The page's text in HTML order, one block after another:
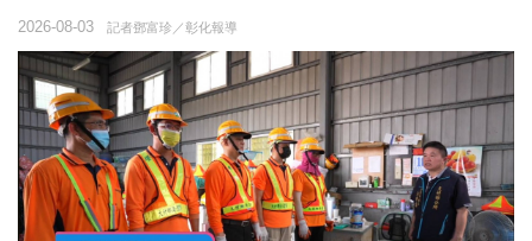
記者鄧富珍／彰化報導
2026-08-03